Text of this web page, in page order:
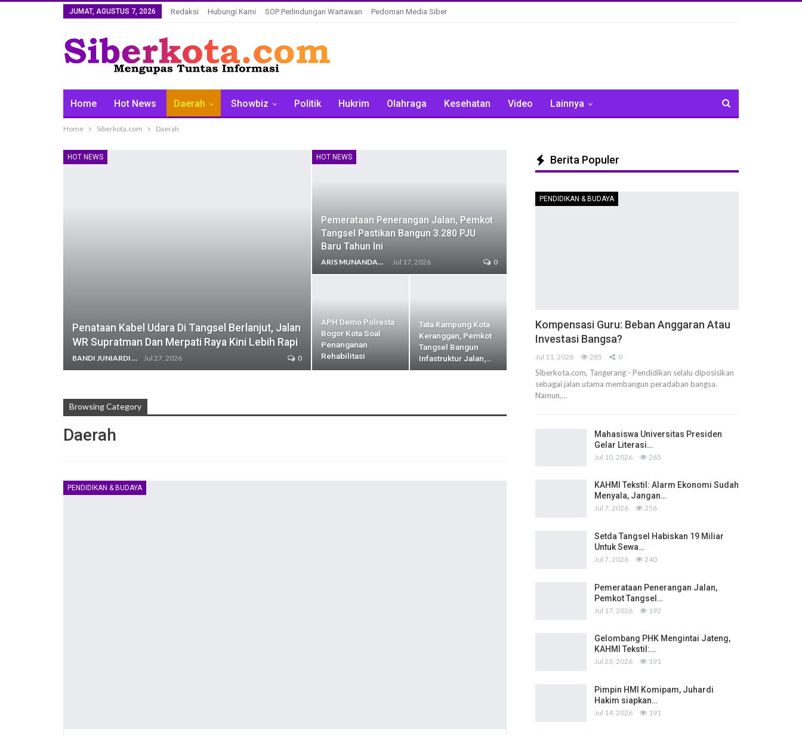
JUMAT, AGUSTUS 7, 2026 Redaksi Hubungi Kami SOP Perlindungan Wartawan Pedoman Media Siber
Home Hot News Daerah Showbiz Politik Hukrim Olahraga Kesehatan Video Lainnya
Home Siberkota.com Daerah
HOT NEWS
Penataan Kabel Udara Di Tangsel Berlanjut, Jalan
WR Supratman Dan Merpati Raya Kini Lebih Rapi
BANDI JUNIARDI Jul 27, 2026 0
HOT NEWS
Pemerataan Penerangan Jalan, Pemkot
Tangsel Pastikan Bangun 3.280 PJU
Baru Tahun Ini
ARIS MUNANDAR Jul 17, 2026 0
APH Demo Polresta
Bogor Kota Soal
Penanganan
Rehabilitasi
Tata Kampung Kota
Keranggan, Pemkot
Tangsel Bangun
Infastruktur Jalan,…
Browsing Category
Daerah
PENDIDIKAN & BUDAYA
Berita Populer
PENDIDIKAN & BUDAYA
Kompensasi Guru: Beban Anggaran Atau
Investasi Bangsa?
Jul 11, 2026 285 0
Siberkota.com, Tangerang - Pendidikan selalu diposisikan
sebagai jalan utama membangun peradaban bangsa.
Namun,…
Mahasiswa Universitas Presiden
Gelar Literasi…
Jul 10, 2026 265
KAHMI Tekstil: Alarm Ekonomi Sudah
Menyala, Jangan…
Jul 7, 2026 256
Setda Tangsel Habiskan 19 Miliar
Untuk Sewa…
Jul 7, 2026 240
Pemerataan Penerangan Jalan,
Pemkot Tangsel…
Jul 17, 2026 192
Gelombang PHK Mengintai Jateng,
KAHMI Tekstil:…
Jul 23, 2026 191
Pimpin HMI Komipam, Juhardi
Hakim siapkan…
Jul 14, 2026 191